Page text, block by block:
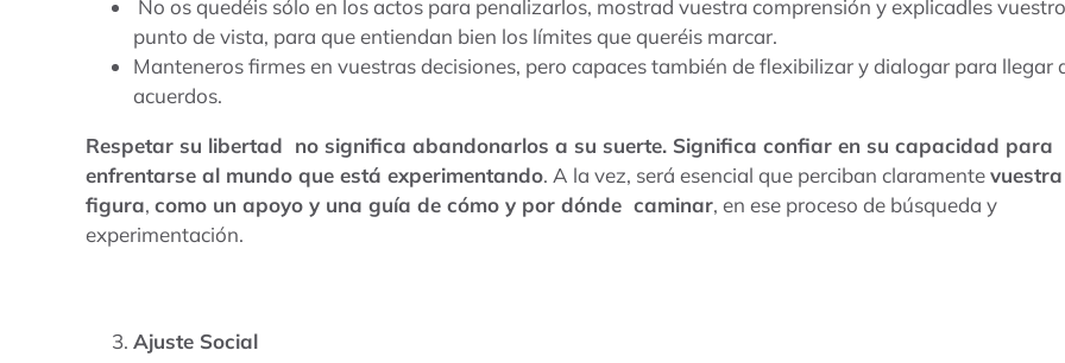
No os quedéis sólo en los actos para penalizarlos, mostrad vuestra comprensión y explicadles vuestro
punto de vista, para que entiendan bien los límites que queréis marcar.
Manteneros firmes en vuestras decisiones, pero capaces también de flexibilizar y dialogar para llegar
acuerdos.
Respetar su libertad no significa abandonarlos a su suerte. Significa confiar en su capacidad para
enfrentarse al mundo que está experimentando. A la vez, será esencial que perciban claramentevuestra
figura, como un apoyo y una guía de cómo y por dónde caminar, en ese proceso de búsqueda y
experimentación.
Ajuste Social